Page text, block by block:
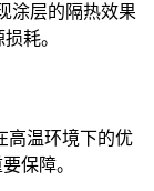
涂层的隔热效果
耗。
高温环境下的优
保障。